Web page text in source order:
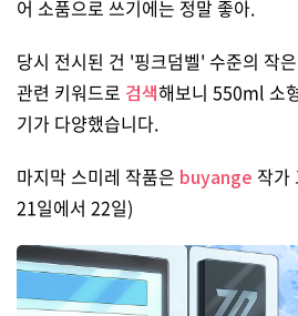
어 소품으로 쓰기에는 정말 좋아.
당시 전시된 건 '핑크덤벨' 수준의 작
관련 키워드로 검색해보니 550ml 소
기가 다양했습니다.
마지막 스미레 작품은 buyange 작가
21일에서 22일)